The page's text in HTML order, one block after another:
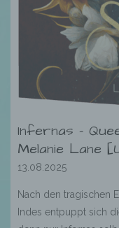
Infernas –
Melanie Lane
13.08.2025
Nach den tragischen
Indes entpuppt sich